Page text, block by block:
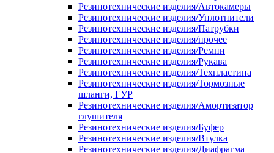
Резинотехнические изделия/Автокамеры
Резинотехнические изделия/Уплотнители
Резинотехнические изделия/Патрубки
Резинотехнические изделия/прочее
Резинотехнические изделия/Ремни
Резинотехнические изделия/Рукава
Резинотехнические изделия/Техпластина
Резинотехнические изделия/Тормозные
шланги, ГУР
Резинотехнические изделия/Амортизатор
глушителя
Резинотехнические изделия/Буфер
Резинотехнические изделия/Втулка
Резинотехнические изделия/Диафрагма